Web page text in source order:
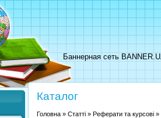
Баннерная сеть
Каталог
Головна » Статті » Реферати та курсові »